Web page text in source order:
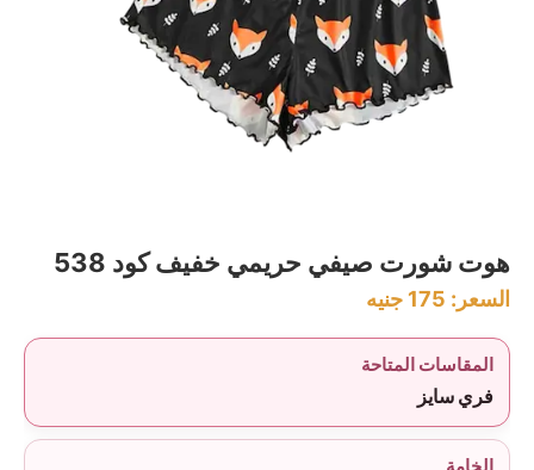
هوت شورت صيفي حريمي خفيف كود 538
السعر: 175 جنيه
المقاسات المتاحة
فري سايز